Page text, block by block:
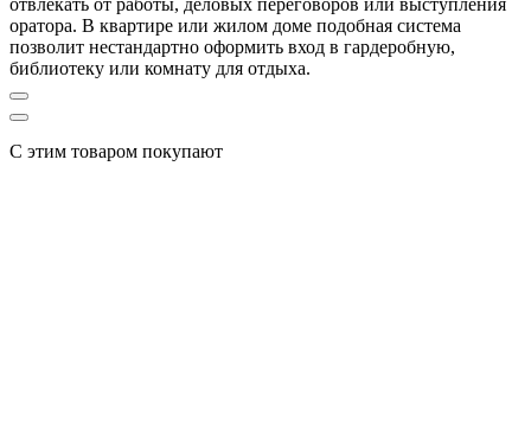
отвлекать от работы, деловых переговоров или выступления
оратора. В квартире или жилом доме подобная система
позволит нестандартно оформить вход в гардеробную,
библиотеку или комнату для отдыха.
С этим товаром покупают